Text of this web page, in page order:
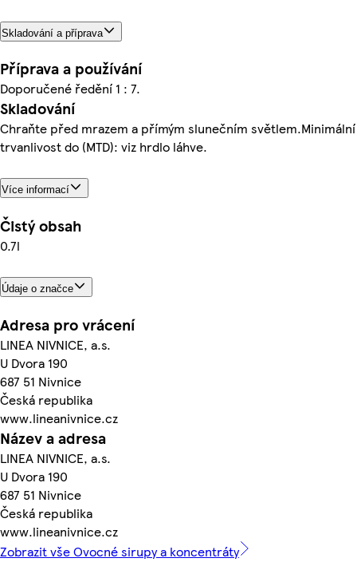
Skladování a příprava
Příprava a používání
Doporučené ředění 1 : 7.
Skladování
Chraňte před mrazem a přímým slunečním světlem.Minimální
trvanlivost do (MTD): viz hrdlo láhve.
Více informací
Čistý obsah
0.7l
Údaje o značce
Adresa pro vrácení
LINEA NIVNICE, a.s.
U Dvora 190
687 51 Nivnice
Česká republika
www.lineanivnice.cz
Název a adresa
LINEA NIVNICE, a.s.
U Dvora 190
687 51 Nivnice
Česká republika
www.lineanivnice.cz
Zobrazit vše Ovocné sirupy a koncentráty